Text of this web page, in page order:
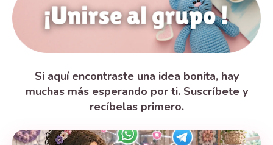
Si aquí encontraste una idea bonita, hay
muchas más esperando por ti. Suscríbete y
recíbelas primero.